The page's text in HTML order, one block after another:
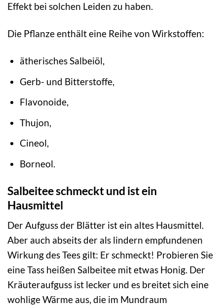
Effekt bei solchen Leiden zu haben.
Die Pflanze enthält eine Reihe von Wirkstoffen:
ätherisches Salbeiöl,
Gerb- und Bitterstoffe,
Flavonoide,
Thujon,
Cineol,
Borneol.
Salbeitee schmeckt und ist ein
Hausmittel
Der Aufguss der Blätter ist ein altes Hausmittel.
Aber auch abseits der als lindern empfundenen
Wirkung des Tees gilt: Er schmeckt! Probieren Sie
eine Tass heißen Salbeitee mit etwas Honig. Der
Kräuteraufguss ist lecker und es breitet sich eine
wohlige Wärme aus, die im Mundraum